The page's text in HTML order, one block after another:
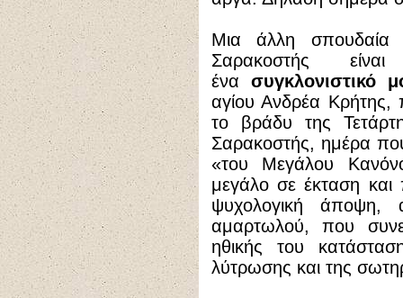
Μια άλλη σπουδαία
Σαρακοστής είναι
ένα
συγκλονιστικό
αγίου Ανδρέα Κρήτης,
το βράδυ της
Σαρακοστής, ημέρα
«του Μεγάλου
μεγάλο σε έκταση και
ψυχολογική άποψη,
αμαρτωλού, που
ηθικής του
λύτρωσης και της